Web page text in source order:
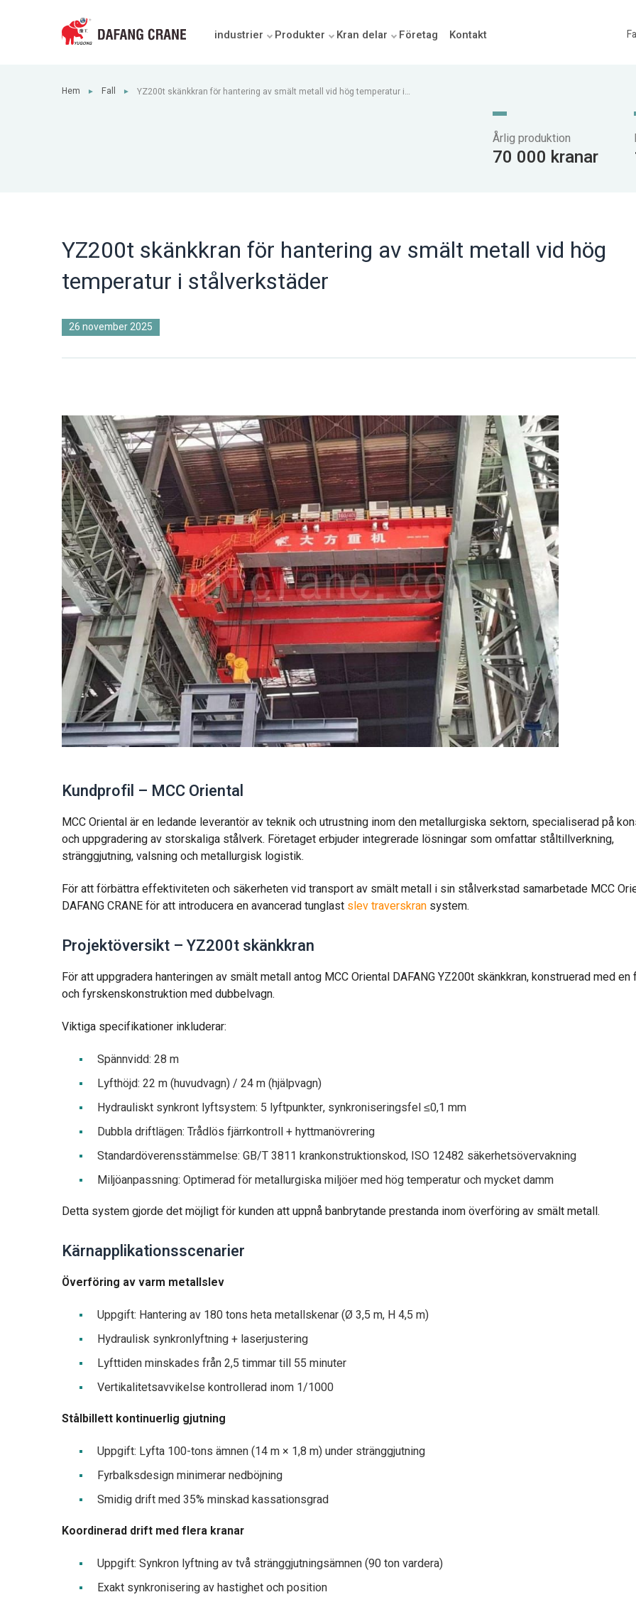
industrier Produkter Kran delar Företag Kontakt
Hem ► Fall ►
YZ200t skänkkran för hantering av smält metall vid hög temperatur i
Årlig produktion
70 000 kranar
YZ200t skänkkran för hantering av smält metall vid hög
temperatur i stålverkstäder
26 november 2025
Kundprofil – MCC Oriental
MCC Oriental är en ledande leverantör av teknik och utrustning inom den metallurgiska sektorn, specialiserad på
och uppgradering av storskaliga stålverk. Företaget erbjuder integrerade lösningar som omfattar ståltillverkning,
stränggjutning, valsning och metallurgisk logistik.
För att förbättra effektiviteten och säkerheten vid transport av smält metall i sin stålverkstad samarbetade MCC
DAFANG CRANE för att introducera en avancerad tunglast slev traverskran system.
Projektöversikt – YZ200t skänkkran
För att uppgradera hanteringen av smält metall antog MCC Oriental DAFANG YZ200t skänkkran, konstruerad med
och fyrskenskonstruktion med dubbelvagn.
Viktiga specifikationer inkluderar:
Spännvidd: 28 m
Lyfthöjd: 22 m (huvudvagn) / 24 m (hjälpvagn)
Hydrauliskt synkront lyftsystem: 5 lyftpunkter, synkroniseringsfel ≤0,1 mm
Dubbla driftlägen: Trådlös fjärrkontroll + hyttmanövrering
Standardöverensstämmelse: GB/T 3811 krankonstruktionskod, ISO 12482 säkerhetsövervakning
Miljöanpassning: Optimerad för metallurgiska miljöer med hög temperatur och mycket damm
Detta system gjorde det möjligt för kunden att uppnå banbrytande prestanda inom överföring av smält metall.
Kärnapplikationsscenarier
Överföring av varm metallslev
Uppgift: Hantering av 180 tons heta metallskenar (Ø 3,5 m, H 4,5 m)
Hydraulisk synkronlyftning + laserjustering
Lyfttiden minskades från 2,5 timmar till 55 minuter
Vertikalitetsavvikelse kontrollerad inom 1/1000
Stålbillett kontinuerlig gjutning
Uppgift: Lyfta 100-tons ämnen (14 m × 1,8 m) under stränggjutning
Fyrbalksdesign minimerar nedböjning
Smidig drift med 35% minskad kassationsgrad
Koordinerad drift med flera kranar
Uppgift: Synkron lyftning av två stränggjutningsämnen (90 ton vardera)
Exakt synkronisering av hastighet och position